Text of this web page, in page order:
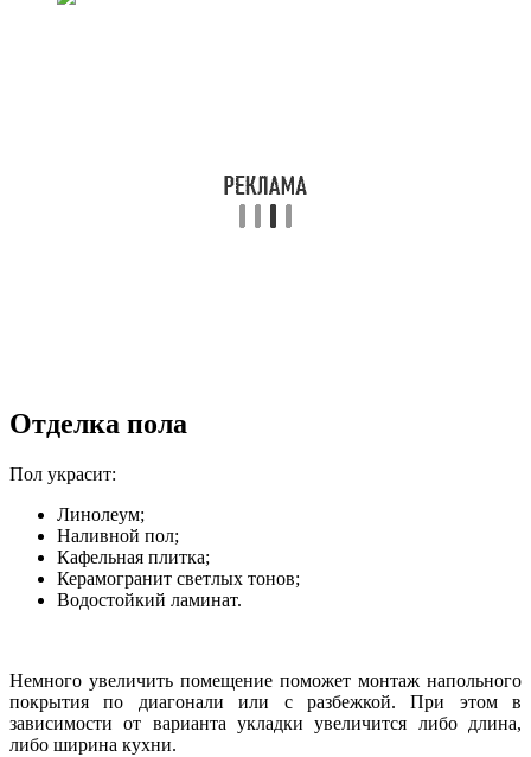
Отделка пола
Пол украсит:
Линолеум;
Наливной пол;
Кафельная плитка;
Керамогранит светлых тонов;
Водостойкий ламинат.
Немного увеличить помещение поможет монтаж напольного
покрытия по диагонали или с разбежкой. При этом в
зависимости от варианта укладки увеличится либо длина,
либо ширина кухни.